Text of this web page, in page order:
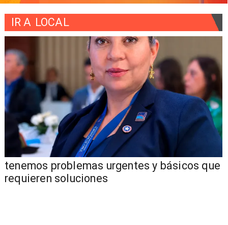
IR A LOCAL
tenemos problemas urgentes y básicos que
requieren soluciones